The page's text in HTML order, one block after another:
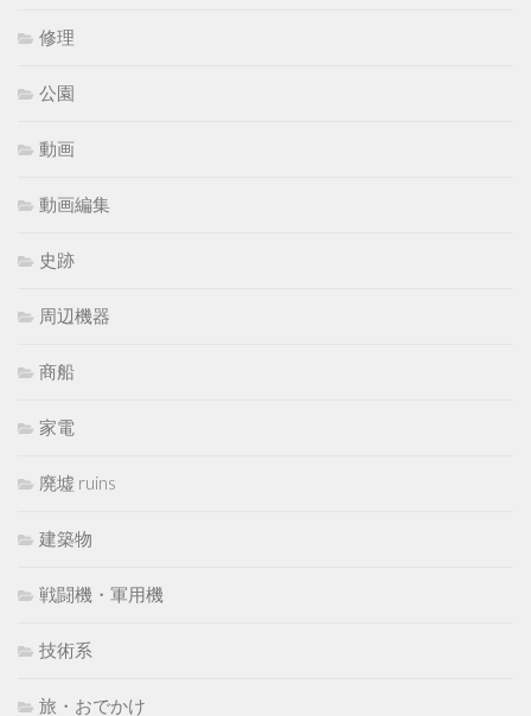
修理
公園
動画
動画編集
史跡
周辺機器
商船
家電
廃墟 ruins
建築物
戦闘機・軍用機
技術系
旅・おでかけ